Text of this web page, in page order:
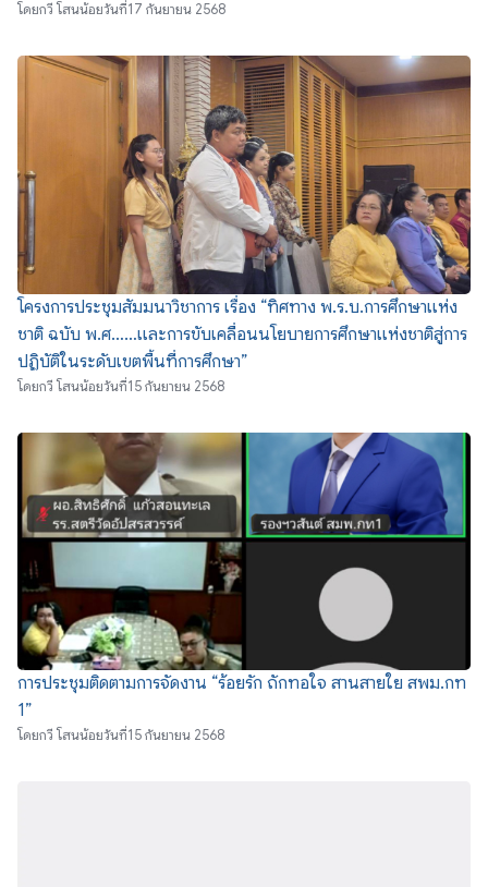
โดยกวี โสนน้อยวันที่17 กันยายน 2568
โครงการประชุมสัมมนาวิชาการ เรื่อง “ทิศทาง พ.ร.บ.การศึกษาแห่ง
ชาติ ฉบับ พ.ศ……และการขับเคลื่อนนโยบายการศึกษาแห่งชาติสู่การ
ปฏิบัติในระดับเขตพื้นที่การศึกษา”
โดยกวี โสนน้อยวันที่15 กันยายน 2568
การประชุมติดตามการจัดงาน “ร้อยรัก ถักทอใจ สานสายใย สพม.กท
1”
โดยกวี โสนน้อยวันที่15 กันยายน 2568